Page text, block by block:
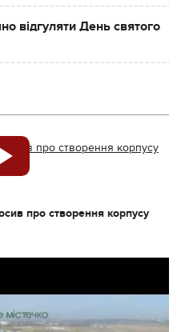
відгуляти День святого
про створення корпусу